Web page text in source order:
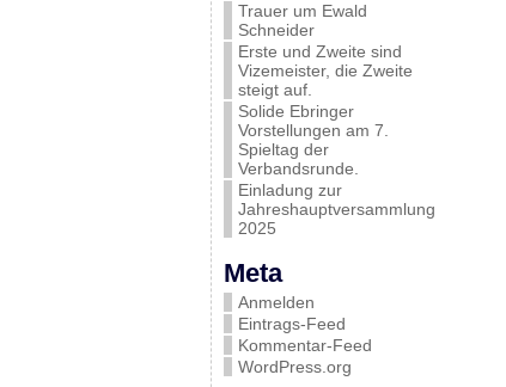
Trauer um Ewald
Schneider
Erste und Zweite sind
Vizemeister, die Zweite
steigt auf.
Solide Ebringer
Vorstellungen am 7.
Spieltag der
Verbandsrunde.
Einladung zur
Jahreshauptversammlung
2025
Meta
Anmelden
Eintrags-Feed
Kommentar-Feed
WordPress.org